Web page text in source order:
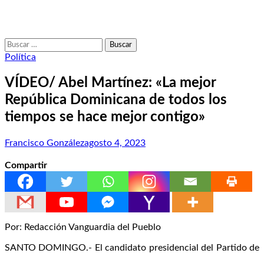
Buscar:
Política
VÍDEO/ Abel Martínez: «La mejor
República Dominicana de todos los
tiempos se hace mejor contigo»
Francisco Gonzálezagosto 4, 2023
Compartir
Por: Redacción Vanguardia del Pueblo
SANTO DOMINGO.- El candidato presidencial del Partido de